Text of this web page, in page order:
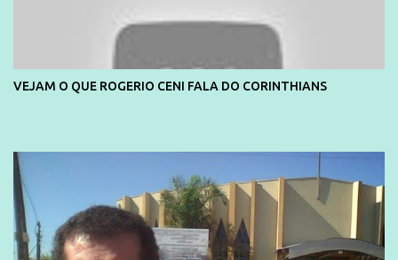
VEJAM O QUE ROGERIO CENI FALA DO CORINTHIANS